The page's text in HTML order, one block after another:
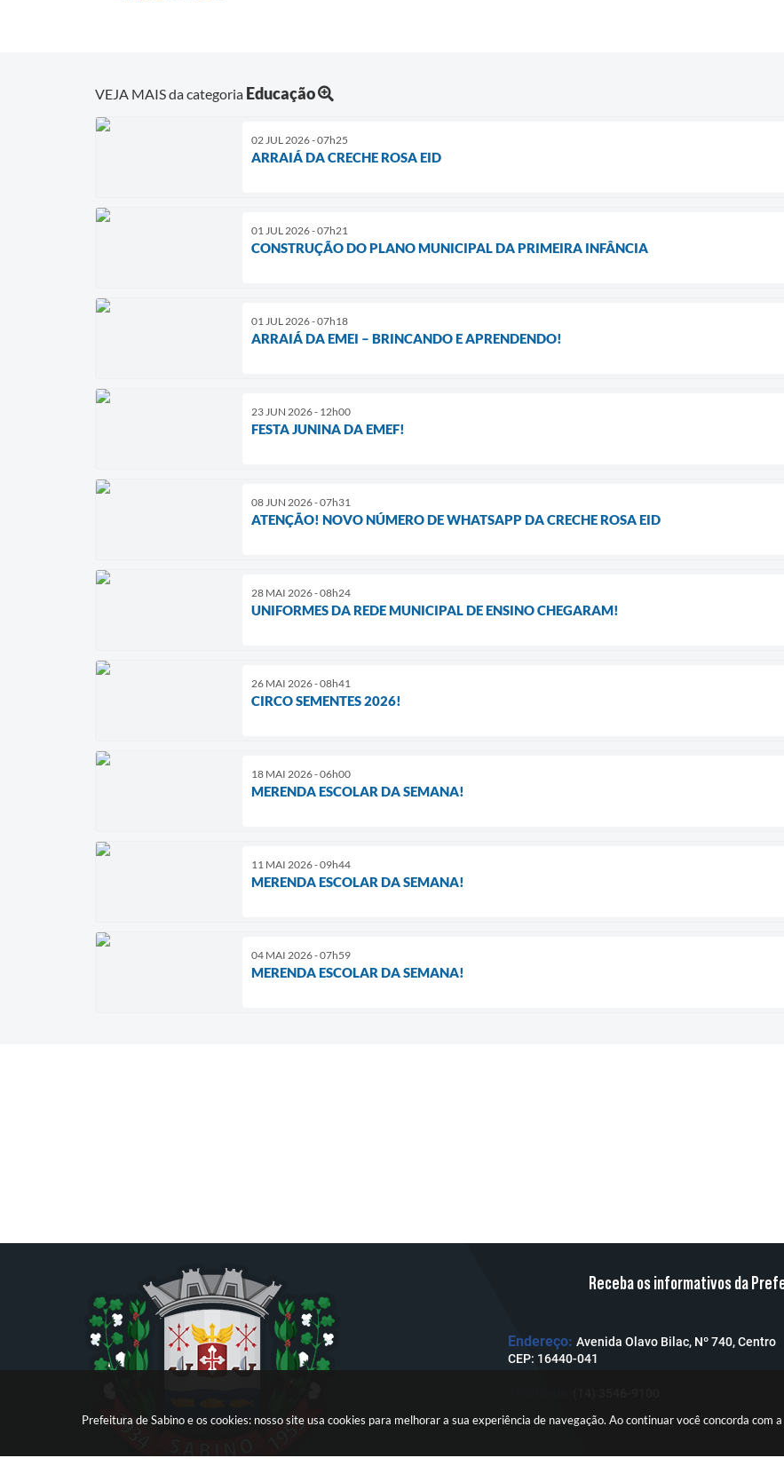
Prefeitura de Sabino e os cookies: nosso site usa cookies para melhorar a sua experiência de navegação. Ao continuar você concorda com a
VEJA MAIS da categoria Educação
02 JUL 2026 - 07h25
ARRAIÁ DA CRECHE ROSA EID
01 JUL 2026 - 07h21
CONSTRUÇÃO DO PLANO MUNICIPAL DA PRIMEIRA INFÂNCIA
01 JUL 2026 - 07h18
ARRAIÁ DA EMEI – BRINCANDO E APRENDENDO!
23 JUN 2026 - 12h00
FESTA JUNINA DA EMEF!
08 JUN 2026 - 07h31
ATENÇÃO! NOVO NÚMERO DE WHATSAPP DA CRECHE ROSA EID
28 MAI 2026 - 08h24
UNIFORMES DA REDE MUNICIPAL DE ENSINO CHEGARAM!
26 MAI 2026 - 08h41
CIRCO SEMENTES 2026!
18 MAI 2026 - 06h00
MERENDA ESCOLAR DA SEMANA!
11 MAI 2026 - 09h44
MERENDA ESCOLAR DA SEMANA!
04 MAI 2026 - 07h59
MERENDA ESCOLAR DA SEMANA!
Receba os informativos da
Endereço: Avenida Olavo Bilac, Nº 740, Centro
CEP: 16440-041